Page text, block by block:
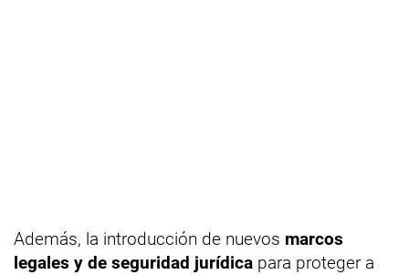
Además, la introducción de nuevos marcos
legales y de seguridad jurídica para proteger a